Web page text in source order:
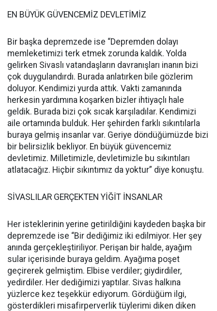
EN BÜYÜK GÜVENCEMİZ DEVLETİMİZ
Bir başka depremzede ise “Depremden dolayı
memleketimizi terk etmek zorunda kaldık. Yolda
gelirken Sivaslı vatandaşların davranışları inanın bizi
çok duygulandırdı. Burada anlatırken bile gözlerim
doluyor. Kendimizi yurda attık. Vakti zamanında
herkesin yardımına koşarken bizler ihtiyaçlı hale
geldik. Burada bizi çok sıcak karşıladılar. Kendimizi
aile ortamında bulduk. Her şehirden farklı sıkıntılarla
buraya gelmiş insanlar var. Geriye döndüğümüzde bizi
bir belirsizlik bekliyor. En büyük güvencemiz
devletimiz. Milletimizle, devletimizle bu sıkıntıları
atlatacağız. Hiçbir sıkıntımız da yoktur” diye konuştu.
SİVASLILAR GERÇEKTEN YİĞİT İNSANLAR
Her isteklerinin yerine getirildiğini kaydeden başka bir
depremzede ise “Bir dediğimiz iki edilmiyor. Her şey
anında gerçekleştiriliyor. Perişan bir halde, ayağım
sular içerisinde buraya geldim. Ayağıma poşet
geçirerek gelmiştim. Elbise verdiler; giydirdiler,
yedirdiler. Her dediğimizi yaptılar. Sivas halkına
yüzlerce kez teşekkür ediyorum. Gördüğüm ilgi,
gösterdikleri misafirperverlik tüylerimi diken diken